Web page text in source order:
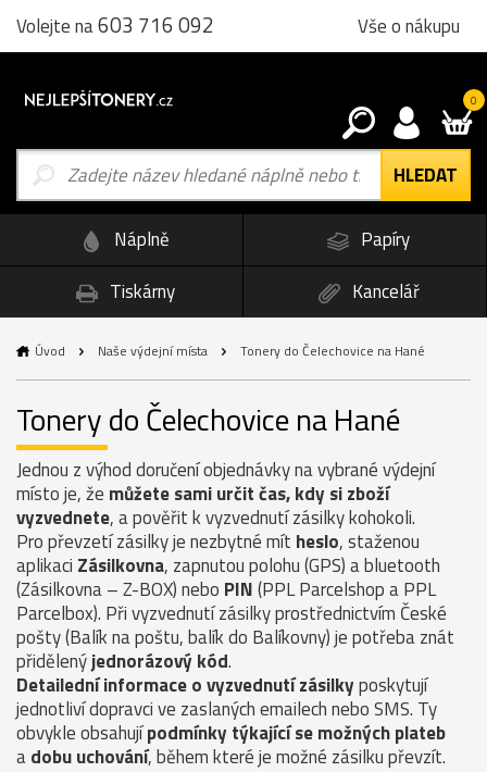
Volejte na603 716 092 Vše o nákupu
0
Náplně
Papíry
Tiskárny
Kancelář
Úvod Naše výdejní místa Tonery do Čelechovice na Hané
Tonery do Čelechovice na Hané
Jednou z výhod doručení objednávky na vybrané výdejní
místo je, že můžete sami určit čas, kdy si zboží
vyzvednete, a pověřit k vyzvednutí zásilky kohokoli.
Pro převzetí zásilky je nezbytné mít heslo, staženou
aplikaci Zásilkovna, zapnutou polohu (GPS) a bluetooth
(Zásilkovna – Z-BOX) nebo PIN(PPL Parcelshop a PPL
Parcelbox). Při vyzvednutí zásilky prostřednictvím České
pošty (Balík na poštu, balík do Balíkovny) je potřeba znát
přidělenýjednorázový kód.
Detailední informace o vyzvednutí zásilkyposkytují
jednotliví dopravci ve zaslaných emailech nebo SMS. Ty
obvykle obsahujípodmínky týkající se možných plateb
adobu uchování, během které je možné zásilku převzít.